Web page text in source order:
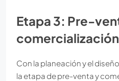
Etapa 3: Pre-
comercialización
Con la planeación y el
la etapa de pre-venta y